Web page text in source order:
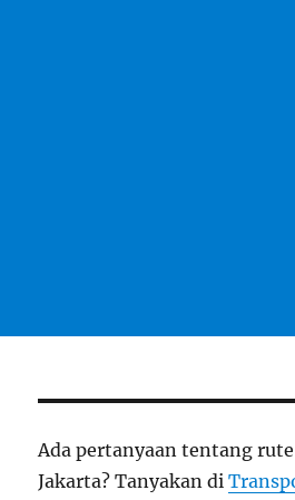
Ada pertanyaan tentang
Jakarta? Tanyakan di